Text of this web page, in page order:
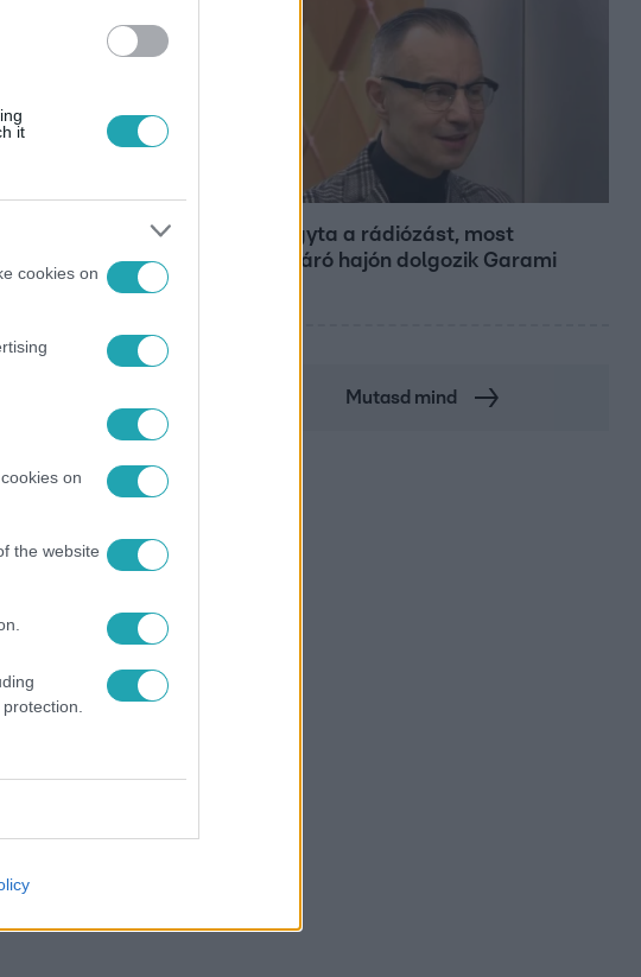
it
cookies on
on
the website
Otthagyta a rádiózást, most
óceánjáró hajón dolgozik Garami
Mutasd mind